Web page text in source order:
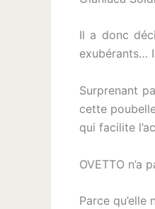
Il a donc
exubérants…
Surprenant
cette
qui facilite
OVETTO n’a
Parce